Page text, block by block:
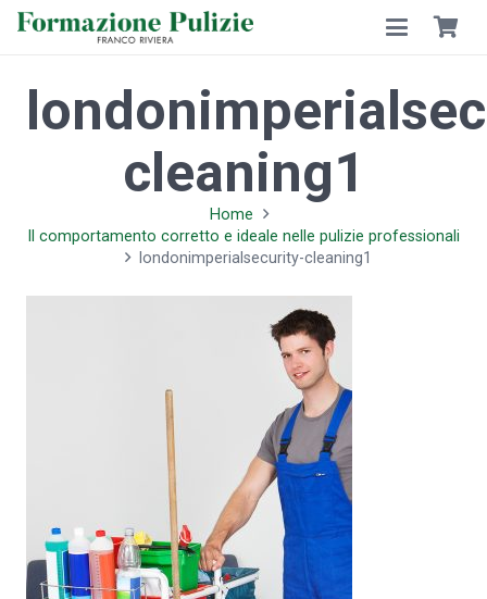
cleaning1
Home
Il comportamento corretto e ideale nelle pulizie professionali
londonimperialsecurity-cleaning1